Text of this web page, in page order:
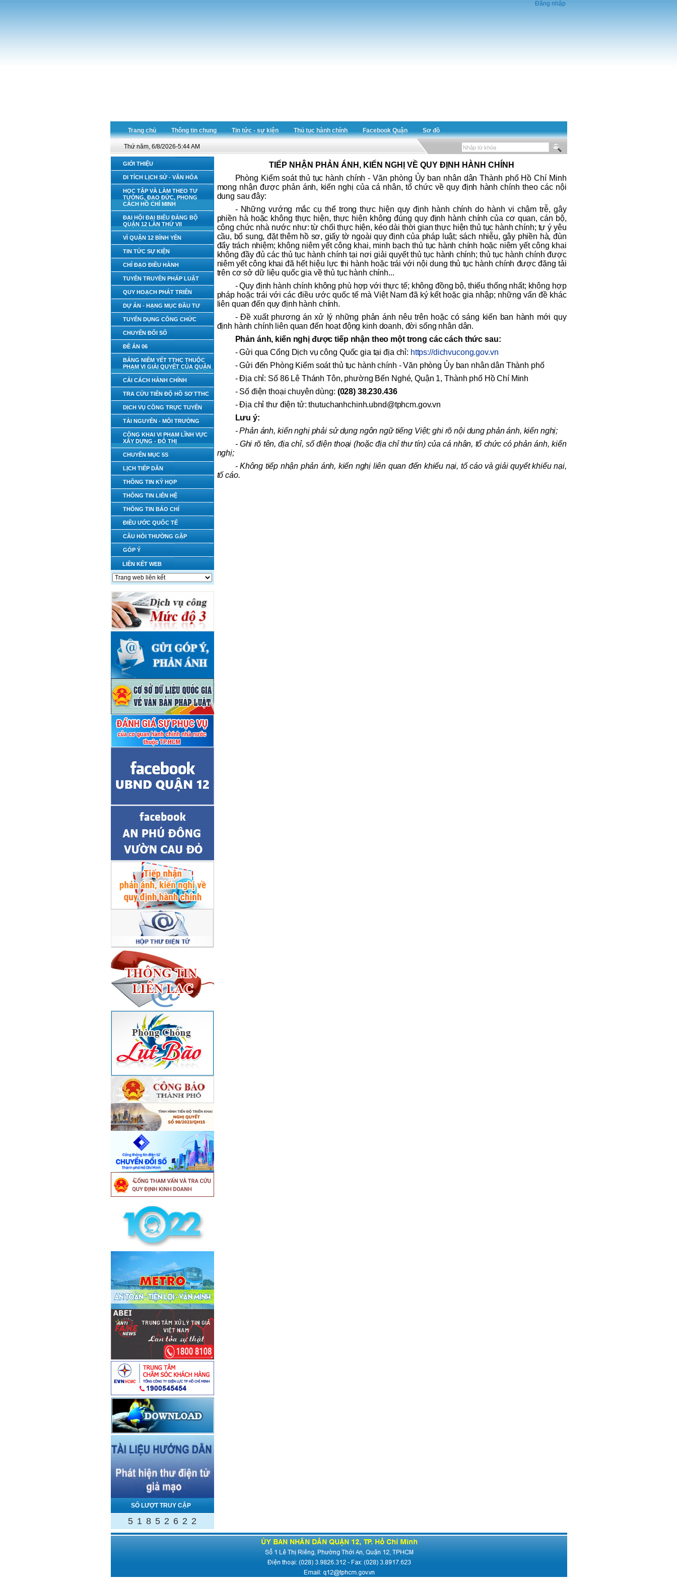
Đăng nhập
Trang chủ Thông tin chung Tin tức - sự kiện Thủ tục hành chính Facebook Quận Sơ đồ
Thứ năm, 6/8/2026-5:44 AM
GIỚI THIỆU
DI TÍCH LỊCH SỬ - VĂN HÓA
HỌC TẬP VÀ LÀM THEO TƯ
TƯỞNG, ĐẠO ĐỨC, PHONG
CÁCH HỒ CHÍ MINH
ĐẠI HỘI ĐẠI BIỂU ĐẢNG BỘ
QUẬN 12 LẦN THỨ VII
VÌ QUẬN 12 BÌNH YÊN
TIN TỨC SỰ KIỆN
CHỈ ĐẠO ĐIỀU HÀNH
TUYÊN TRUYỀN PHÁP LUẬT
QUY HOẠCH PHÁT TRIỂN
DỰ ÁN - HẠNG MỤC ĐẦU TƯ
TUYỂN DỤNG CÔNG CHỨC
CHUYỂN ĐỔI SỐ
ĐỀ ÁN 06
BẢNG NIÊM YẾT TTHC THUỘC
PHẠM VI GIẢI QUYẾT CỦA QUẬN
CẢI CÁCH HÀNH CHÍNH
TRA CỨU TIẾN ĐỘ HỒ SƠ TTHC
DỊCH VỤ CÔNG TRỰC TUYẾN
TÀI NGUYÊN - MÔI TRƯỜNG
CÔNG KHAI VI PHẠM LĨNH VỰC
XÂY DỰNG - ĐÔ THỊ
CHUYÊN MỤC 5S
LỊCH TIẾP DÂN
THÔNG TIN KỲ HỌP
THÔNG TIN LIÊN HỆ
THÔNG TIN BÁO CHÍ
ĐIỀU ƯỚC QUỐC TẾ
CÂU HỎI THƯỜNG GẶP
GÓP Ý
LIÊN KẾT WEB
SỐ LƯỢT TRUY CẬP
5 1 8 5 2 6 2 2
TIẾP NHẬN PHẢN ÁNH, KIẾN NGHỊ VỀ QUY ĐỊNH HÀNH CHÍNH
Phòng Kiểm soát thủ tục hành chính - Văn phòng Ủy ban nhân dân Thành phố Hồ Chí Minh
mong nhận được phản ánh, kiến nghị của cá nhân, tổ chức về quy định hành chính theo các nội
dung sau đây:
- Những vướng mắc cụ thể trong thực hiện quy định hành chính do hành vi chậm trễ, gây
phiền hà hoặc không thực hiện, thực hiện không đúng quy định hành chính của cơ quan, cán bộ,
công chức nhà nước như: từ chối thực hiện, kéo dài thời gian thực hiện thủ tục hành chính; tự ý yêu
cầu, bổ sung, đặt thêm hồ sơ, giấy tờ ngoài quy định của pháp luật; sách nhiễu, gây phiền hà, đùn
đẩy trách nhiệm; không niêm yết công khai, minh bạch thủ tục hành chính hoặc niêm yết công khai
không đầy đủ các thủ tục hành chính tại nơi giải quyết thủ tục hành chính; thủ tục hành chính được
niêm yết công khai đã hết hiệu lực thi hành hoặc trái với nội dung thủ tục hành chính được đăng tải
trên cơ sở dữ liệu quốc gia về thủ tục hành chính...
- Quy định hành chính không phù hợp với thực tế; không đồng bộ, thiếu thống nhất; không hợp
pháp hoặc trái với các điều ước quốc tế mà Việt Nam đã ký kết hoặc gia nhập; những vấn đề khác
liên quan đến quy định hành chính.
- Đề xuất phương án xử lý những phản ánh nêu trên hoặc có sáng kiến ban hành mới quy
định hành chính liên quan đến hoạt động kinh doanh, đời sống nhân dân.
Phản ánh, kiến nghị được tiếp nhận theo một trong các cách thức sau:
- Gửi qua Cổng Dịch vụ công Quốc gia tại địa chỉ: https://dichvucong.gov.vn
- Gửi đến Phòng Kiểm soát thủ tục hành chính - Văn phòng Ủy ban nhân dân Thành phố
- Địa chỉ: Số 86 Lê Thánh Tôn, phường Bến Nghé, Quận 1, Thành phố Hồ Chí Minh
- Số điện thoại chuyên dùng: (028) 38.230.436
- Địa chỉ thư điện tử: thutuchanhchinh.ubnd@tphcm.gov.vn
Lưu ý:
- Phản ánh, kiến nghị phải sử dụng ngôn ngữ tiếng Việt; ghi rõ nội dung phản ánh, kiến nghị;
- Ghi rõ tên, địa chỉ, số điện thoại (hoặc địa chỉ thư tín) của cá nhân, tổ chức có phản ánh, kiến
nghị;
- Không tiếp nhận phản ánh, kiến nghị liên quan đến khiếu nại, tố cáo và giải quyết khiếu nại,
tố cáo.